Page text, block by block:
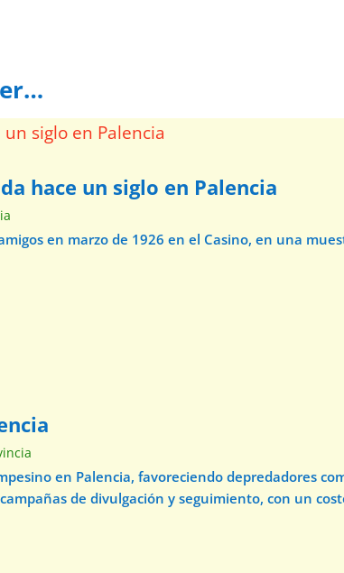
hace un siglo en Palencia
en marzo de 1926 en el Casino, en una
en Palencia, favoreciendo depredadores
de divulgación y seguimiento, con un